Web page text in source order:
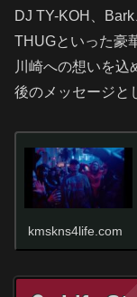
DJ TY-KOH、
THUGといった豪
川崎への想いを込
後のメッセージと
kmskns4life.com